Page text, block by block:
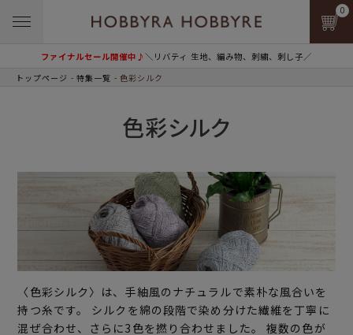
ファイナルセール開催中♪＼リバティ 生地、編み物、刺繍、刺し子／
0
トップページ 特集一覧 色彩シルク
色彩シルク
〈色彩シルク〉は、手紬風のナチュラルで素朴な風合いを
持つ糸です。 シルクを綿の段階で染め分けた繊維を丁寧に
混ぜ合わせ、さらに3色を撚り合わせました。 複数の色が